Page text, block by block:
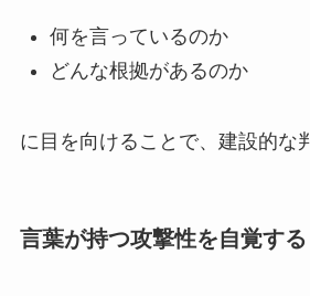
何を言っているのか
どんな根拠があるのか
に目を向けることで、建設的な
言葉が持つ攻撃性を自覚する